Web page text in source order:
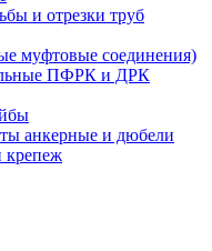
и отрезки труб
муфтовые соединения)
ПФРК и ДРК
анкерные и дюбели
крепеж